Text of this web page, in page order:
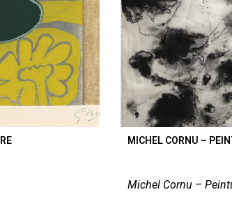
MICHEL CORNU –
Michel Cornu –